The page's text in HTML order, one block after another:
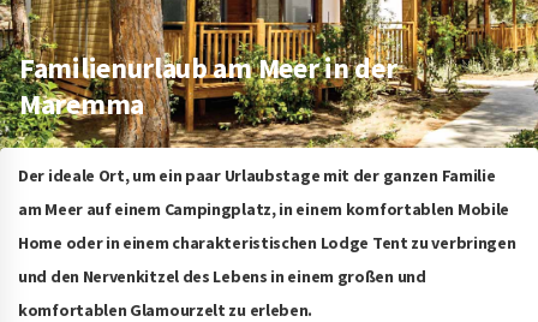
Familienurlaub am Meer in der
Maremma
Der ideale Ort, um ein paar Urlaubstage mit der ganzen Familie
am Meer auf einem Campingplatz, in einem komfortablen Mobile
Home oder in einem charakteristischen Lodge Tent zu verbringen
und den Nervenkitzel des Lebens in einem großen und
komfortablen Glamourzelt zu erleben.